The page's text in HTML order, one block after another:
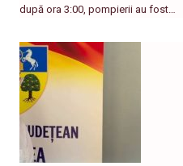
după ora 3:00, pompierii au fost…